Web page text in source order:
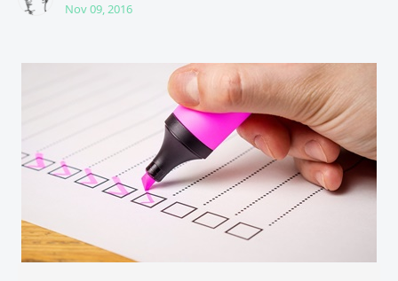
Nov 09, 2016